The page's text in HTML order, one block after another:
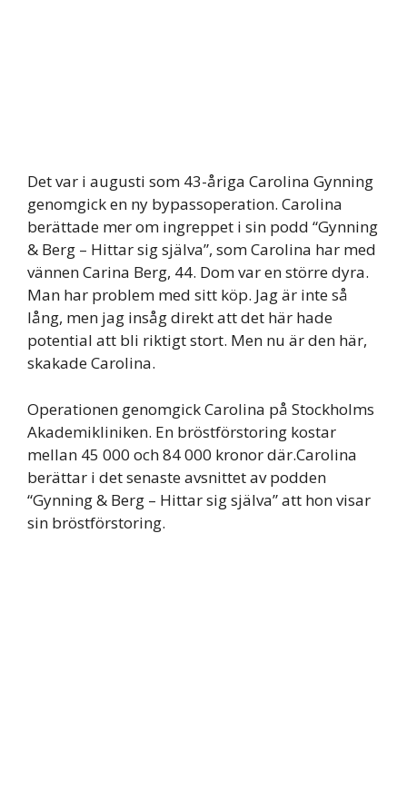
Det var i augusti som 43-åriga Carolina Gynning
genomgick en ny bypassoperation. Carolina
berättade mer om ingreppet i sin podd “Gynning
& Berg – Hittar sig själva”, som Carolina har med
vännen Carina Berg, 44. Dom var en större dyra.
Man har problem med sitt köp. Jag är inte så
lång, men jag insåg direkt att det här hade
potential att bli riktigt stort. Men nu är den här,
skakade Carolina.
Operationen genomgick Carolina på Stockholms
Akademikliniken. En bröstförstoring kostar
mellan 45 000 och 84 000 kronor där.Carolina
berättar i det senaste avsnittet av podden
“Gynning & Berg – Hittar sig själva” att hon visar
sin bröstförstoring.